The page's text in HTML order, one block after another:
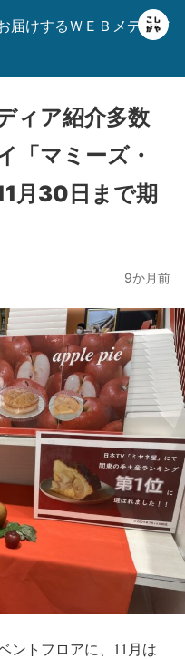
届けするＷＥＢメディア
ィア紹介多数
「マミーズ・
月30日まで期
9か月前
ントフロアに、11月は